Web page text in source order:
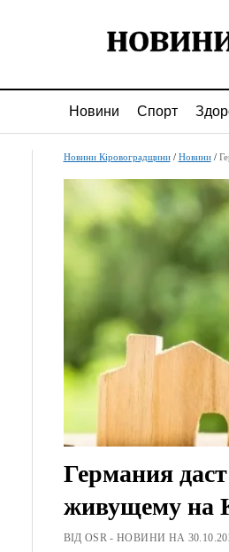
Новини Спорт
Новини Кіровоградщини/ Новини/
Германия
живущему на
ВІД OSR - НОВИНИ НА